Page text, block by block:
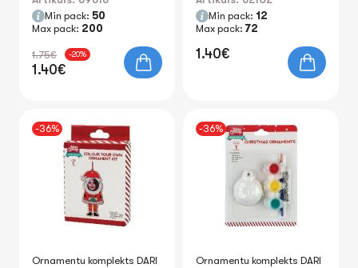
Min pack: 50
Max pack: 200
1.75€ -20%
1.40€
Min pack: 12
Max pack: 72
1.40€
-36%
Ornamentu komplekts DARI
-36%
Ornamentu komplekts DARI